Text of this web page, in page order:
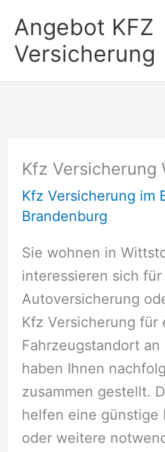
Inhalt
springen
Angebot KFZ
Versicherung
Kfz Versicherung
Kfz Versicherung im
Brandenburg
Sie wohnen in
interessieren sich für
Autoversicherung
Kfz Versicherung für
Fahrzeugstandort
haben Ihnen
zusammen gestellt.
helfen eine günstige
oder weitere